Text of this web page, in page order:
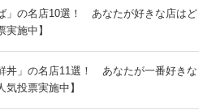
」の名店10選！ あなたが好きな店はど
実施中】
丼」の名店11選！ あなたが一番好きな
気投票実施中】